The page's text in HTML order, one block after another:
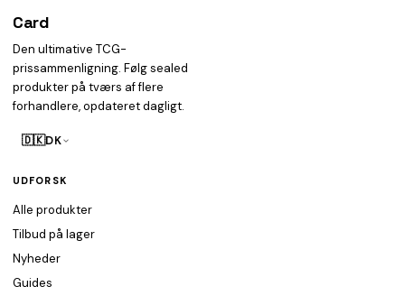
Card
Den ultimative TCG-
prissammenligning. Følg sealed
produkter på tværs af flere
forhandlere, opdateret dagligt.
🇩🇰DK
UDFORSK
Alle produkter
Tilbud på lager
Nyheder
Guides